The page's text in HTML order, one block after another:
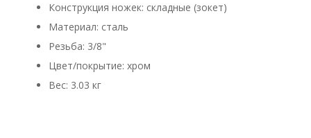
Конструкция ножек: складные (зокет)
Материал: сталь
Резьба: 3/8"
Цвет/покрытие: хром
Вес: 3.03 кг